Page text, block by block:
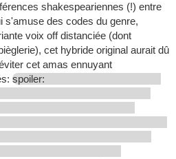
shakespeariennes (!) entre
s'amuse des codes du genre,
voix off distanciée (dont
cet hybride original aurait dû
cet amas ennuyant
spoiler: